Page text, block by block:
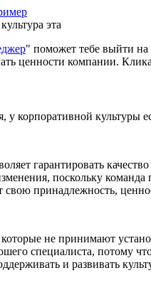
эта
" поможет тебе выйти на
ценности компании.
у корпоративной культуры
гарантировать
поскольку команда
принадлежность,
не принимают
специалиста, потому
и развивать